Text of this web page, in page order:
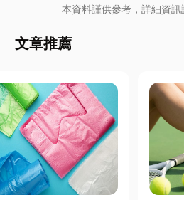
本資料謹供參考，詳細資訊
文章推薦